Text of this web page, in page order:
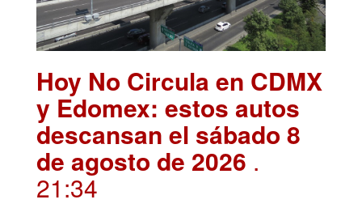
Hoy No Circula en CDMX
y Edomex: estos autos
descansan el sábado 8
de agosto de 2026 .
21:34